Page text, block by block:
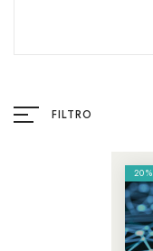
FILTRO
20%